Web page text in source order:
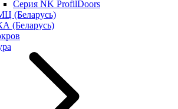
Серия NK ProfilDoors
(Беларусь)
(Беларусь)